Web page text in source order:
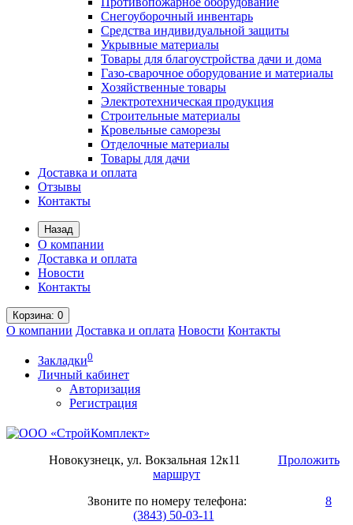
Снегоуборочный инвентарь
Средства индивидуальной защиты
Укрывные материалы
Товары для благоустройства дачи и дома
Газо-сварочное оборудование и материалы
Хозяйственные товары
Электротехническая продукция
Строительные материалы
Кровельные саморезы
Отделочные материалы
Товары для дачи
Доставка и оплата
Отзывы
Контакты
Назад
О компании
Доставка и оплата
Новости
Контакты
Корзина: 0
О компании Доставка и оплата Новости Контакты
Закладки0
Личный кабинет
Авторизация
Регистрация
Новокузнецк, ул. Вокзальная 12к11 Проложить
маршрут
Звоните по номеру телефона: 8
(3843) 50-03-11